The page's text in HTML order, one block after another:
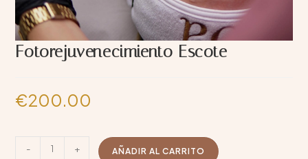
Fotorejuvenecimiento Escote
€200.00
- + AÑADIR AL CARRITO